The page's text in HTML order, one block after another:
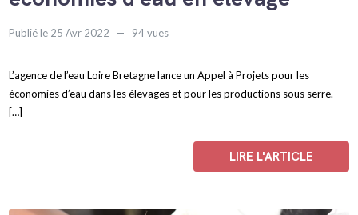
Publié le 25 Avr 2022 94 vues
L’agence de l’eau Loire Bretagne lance un Appel à Projets pour les
économies d’eau dans les élevages et pour les productions sous serre.
[…]
LIRE L'ARTICLE